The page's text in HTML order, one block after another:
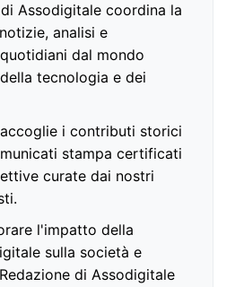
Assodigitale coordina la
analisi e
dal mondo
tecnologia e dei
i contributi storici
stampa certificati
curate dai nostri
l'impatto della
sulla società e
di Assodigitale